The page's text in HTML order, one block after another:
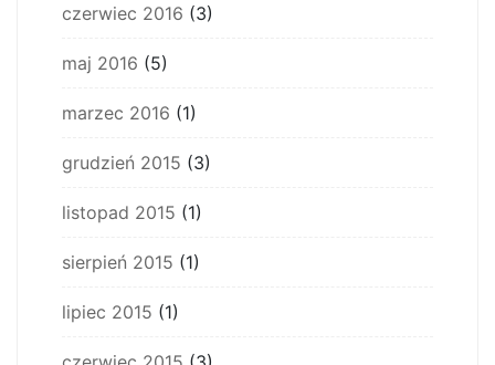
czerwiec 2016 (3)
maj 2016 (5)
marzec 2016 (1)
grudzień 2015 (3)
listopad 2015 (1)
sierpień 2015 (1)
lipiec 2015 (1)